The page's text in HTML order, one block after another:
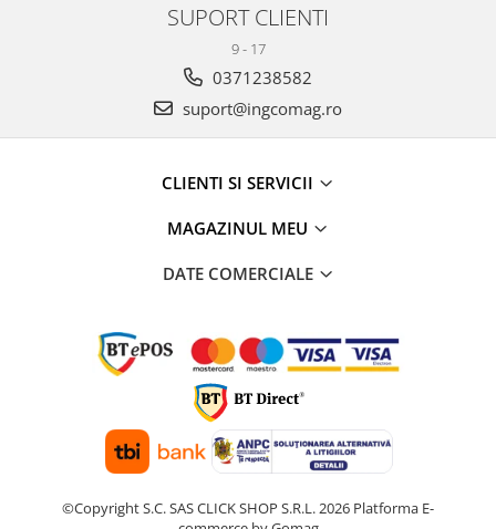
SUPORT CLIENTI
9 - 17
0371238582
suport@ingcomag.ro
CLIENTI SI SERVICII
MAGAZINUL MEU
DATE COMERCIALE
©Copyright S.C. SAS CLICK SHOP S.R.L. 2026 Platforma E-